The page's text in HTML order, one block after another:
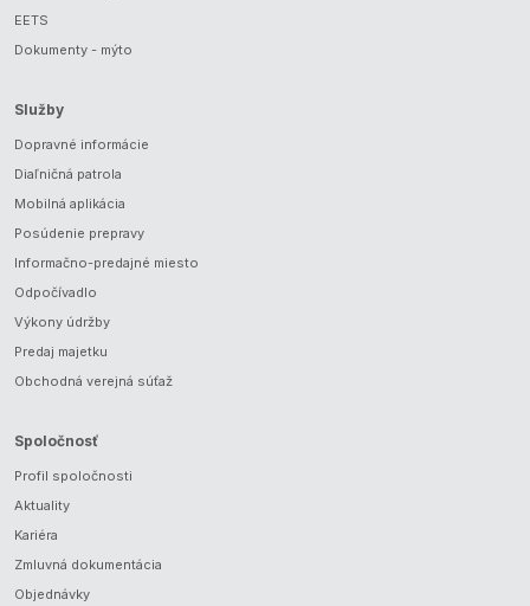
EETS
Dokumenty - mýto
Služby
Dopravné informácie
Diaľničná patrola
Mobilná aplikácia
Posúdenie prepravy
Informačno-predajné miesto
Odpočívadlo
Výkony údržby
Predaj majetku
Obchodná verejná súťaž
Spoločnosť
Profil spoločnosti
Aktuality
Kariéra
Zmluvná dokumentácia
Objednávky